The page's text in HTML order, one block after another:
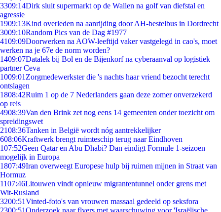
3309:14Dirk sluit supermarkt op de Wallen na golf van diefstal en
agressie
1909:13Kind overleden na aanrijding door AH-bestelbus in Dordrecht
3009:10Random Pics van de Dag #1977
4109:09Doorwerken na AOW-leeftijd vaker vastgelegd in cao's, moet
werken na je 67e de norm worden?
1409:07Datalek bij Bol en de Bijenkorf na cyberaanval op logistiek
partner Ceva
1009:01 Zorgmedewerkster die 's nachts haar vriend bezocht terecht
ontslagen
1808:42Ruim 1 op de 7 Nederlanders gaan deze zomer onverzekerd
op reis
4908:39Van den Brink zet nog eens 14 gemeenten onder toezicht om
spreidingswet
2108:36Tanken in België wordt nóg aantrekkelijker
608:06Kraftwerk brengt ruimteschip terug naar Eindhoven
107:52Geen Qatar en Abu Dhabi? Dan eindigt Formule 1-seizoen
mogelijk in Europa
1807:49Iran overweegt Europese hulp bij ruimen mijnen in Straat van
Hormuz
1107:46Litouwen vindt opnieuw migrantentunnel onder grens met
Wit-Rusland
3200:51Vinted-foto's van vrouwen massaal gedeeld op seksfora
2300:51Onderzoek naar flyers met waarschuwing voor 'Israëlische